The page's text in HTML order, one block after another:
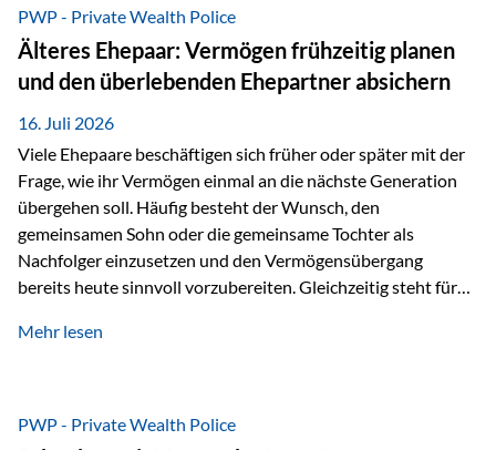
Ausgangssituation Stellen Sie sich folgende Familie vor: Die
Großeltern haben über viele Jahre Vermögen aufgebaut. Ihr
Wunsch ist es, dieses Vermögen nicht nur den eigenen
Kindern, sondern langfristig auch den Enkeln zukommen zu…
PWP - Private Wealth Police
Älteres Ehepaar: Vermögen frühzeitig planen
und den überlebenden Ehepartner absichern
16. Juli 2026
Viele Ehepaare beschäftigen sich früher oder später mit der
Frage, wie ihr Vermögen einmal an die nächste Generation
übergehen soll. Häufig besteht der Wunsch, den
gemeinsamen Sohn oder die gemeinsame Tochter als
Nachfolger einzusetzen und den Vermögensübergang
bereits heute sinnvoll vorzubereiten. Gleichzeitig steht für
passiert, wenn einer der beiden verstirbt? Der überlebende
Vermögen verfügen können. Genau für diese
Mehr lesen
PWP - Private Wealth Police